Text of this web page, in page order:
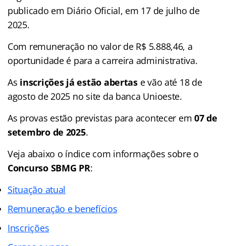
publicado em Diário Oficial, em 17 de julho de
2025.
Com remuneração no valor de R$ 5.888,46, a
oportunidade é para a carreira administrativa.
As inscrições já estão abertase vão até 18 de
agosto de 2025 no site da banca Unioeste.
As provas estão previstas para acontecer em07 de
setembro de 2025.
Veja abaixo o índicecom informações sobre o
Concurso SBMG PR:
Situação atual
Remuneração e benefícios
Inscrições